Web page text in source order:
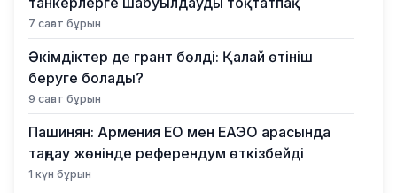
7 сағат бұрын
Әкімдіктер де грант бөлді: Қалай өтініш
беруге болады?
9 сағат бұрын
Пашинян: Армения ЕО мен ЕАЭО арасында
таңдау жөнінде референдум өткізбейді
1 күн бұрын